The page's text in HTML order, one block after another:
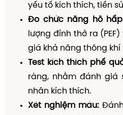
yếu tố kích thích, tiền
Đo chức năng hô
lượng đỉnh thở ra
giá khả năng thông
Test kích thích phế
ràng, nhằm đánh
nhân kích thích.
Xét nghiệm máu:Đánh